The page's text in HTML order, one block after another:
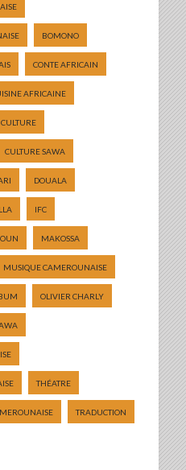
BOMONO
CONTE AFRICAIN
AFRICAINE
CULTURE
CULTURE SAWA
DOUALA
IFC
MAKOSSA
MUSIQUE CAMEROUNAISE
OLIVIER CHARLY
THÉATRE
TRADUCTION